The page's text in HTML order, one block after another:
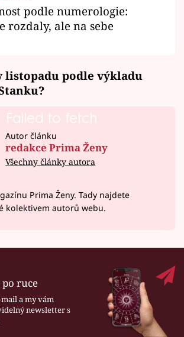
podle numerologie:
rozdaly, ale na sebe
listopadu podle výkladu
Failed to fetch
Autor článku
redakce Prima Ženy
Všechny články autora
Prima Ženy. Tady najdete
kolektivem autorů webu.
ruce
a my vám
newsletter s